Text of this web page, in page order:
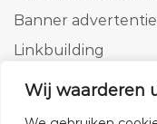
Wij waarderen
Banner
Linkbuilding
SEO copywriting